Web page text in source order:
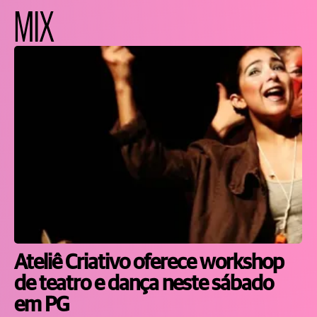
MIX
Ateliê Criativo oferece workshop
de teatro e dança neste sábado
em PG